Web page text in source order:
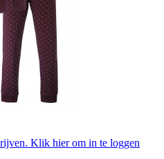
Klik hier om in te loggen